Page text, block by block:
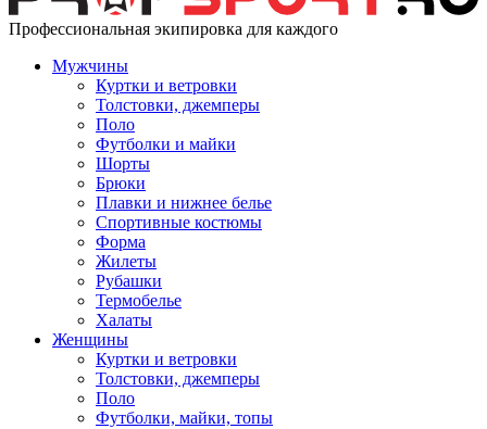
Профессиональная экипировка для каждого
Мужчины
Куртки и ветровки
Толстовки, джемперы
Поло
Футболки и майки
Шорты
Брюки
Плавки и нижнее белье
Спортивные костюмы
Форма
Жилеты
Рубашки
Термобелье
Халаты
Женщины
Куртки и ветровки
Толстовки, джемперы
Поло
Футболки, майки, топы